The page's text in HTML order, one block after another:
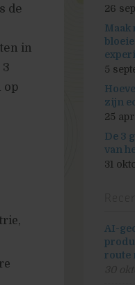
de
in
op
26
Maak
5
zijn
25
De 3
van
31
AI-
route